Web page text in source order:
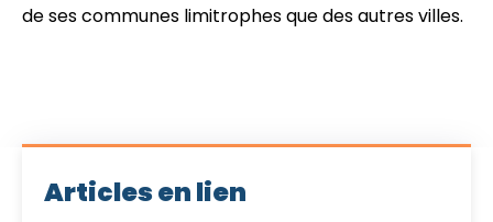
de ses communes limitrophes que des autres villes.
Articles en lien